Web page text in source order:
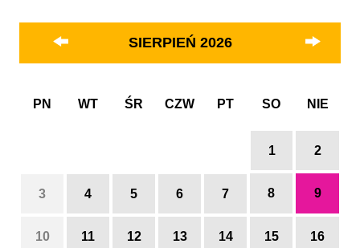
SIERPIEŃ 2026
PN WT ŚR CZW PT SO NIE
1 2
3 4 5 6 7 8 9
10 11 12 13 14 15 16